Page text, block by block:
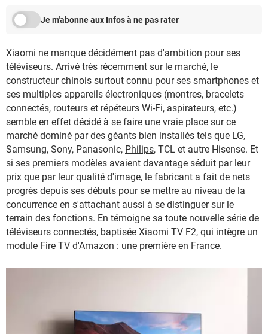
Je m'abonne aux Infos à ne pas rater
Xiaomi ne manque décidément pas d'ambition pour ses
téléviseurs. Arrivé très récemment sur le marché, le
constructeur chinois surtout connu pour ses smartphones et
ses multiples appareils électroniques (montres, bracelets
connectés, routeurs et répéteurs Wi-Fi, aspirateurs, etc.)
semble en effet décidé à se faire une vraie place sur ce
marché dominé par des géants bien installés tels que LG,
Samsung, Sony, Panasonic, Philips, TCL et autre Hisense. Et
si ses premiers modèles avaient davantage séduit par leur
prix que par leur qualité d'image, le fabricant a fait de nets
progrès depuis ses débuts pour se mettre au niveau de la
concurrence en s'attachant aussi à se distinguer sur le
terrain des fonctions. En témoigne sa toute nouvelle série de
téléviseurs connectés, baptisée Xiaomi TV F2, qui intègre un
module Fire TV d'Amazon : une première en France.